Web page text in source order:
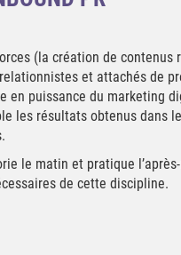
(la création de contenus
et attachés de
en puissance du marketing
les résultats obtenus dans
le matin et pratique
de cette discipline.